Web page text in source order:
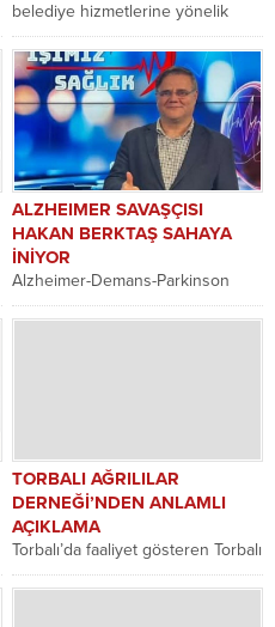
belediye hizmetlerine yönelik
eleştiriler artarak devam ediyor.
İlçede yaşayan vatandaşlar,
mevcut yönetimin...
ALZHEIMER SAVAŞÇISI
HAKAN BERKTAŞ SAHAYA
İNİYOR
Alzheimer-Demans-Parkinson
Hasta ve Hasta Yakınları Derneği
TORBALI AĞRILILAR
DERNEĞİ’NDEN ANLAMLI
AÇIKLAMA
Torbalı’da faaliyet gösteren Torbalı
Ağrılılar Kültür Derneği, 15 Nisan